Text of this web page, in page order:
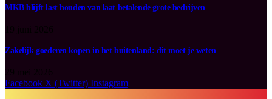
MKB blijft last houden van laat betalende grote bedrijven
Zakelijk goederen kopen in het buitenland: dit moet je weten
Facebook X (Twitter) Instagram